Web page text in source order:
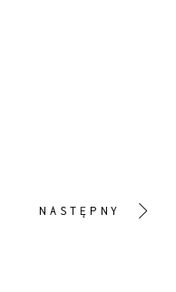
NASTĘPNY